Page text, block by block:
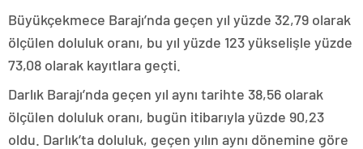
Büyükçekmece Barajı’nda geçen yıl yüzde 32,79 olarak
ölçülen doluluk oranı, bu yıl yüzde 123 yükselişle yüzde
73,08 olarak kayıtlara geçti.
Darlık Barajı’nda geçen yıl aynı tarihte 38,56 olarak
ölçülen doluluk oranı, bugün itibarıyla yüzde 90,23
oldu. Darlık’ta doluluk, geçen yılın aynı dönemine göre